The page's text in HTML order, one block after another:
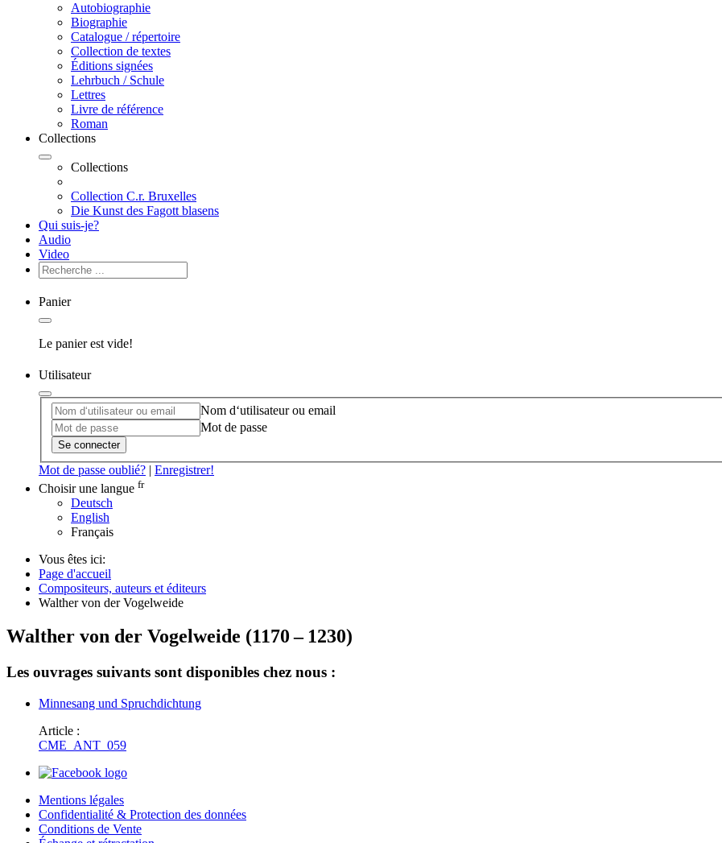
Autobiographie
Biographie
Catalogue / répertoire
Collection de textes
Éditions signées
Lehrbuch / Schule
Lettres
Livre de référence
Roman
Collections
Collections
Collection C.r. Bruxelles
Die Kunst des Fagott blasens
Qui suis-je?
Audio
Video
Panier
Le panier est vide!
Utilisateur
Nom d‘utilisateur ou email
Mot de passe
Se connecter
Mot de passe oublié? | Enregistrer!
Choisir une langue fr
Deutsch
English
Français
Vous êtes ici:
Page d'accueil
Compositeurs, auteurs et éditeurs
Walther von der Vogelweide
Walther von der Vogelweide (1170– 1230)
Les ouvrages suivants sont disponibles chez nous :
Minnesang und Spruchdichtung
Article :
CME_ANT_059
Mentions légales
Confidentialité & Protection des données
Conditions de Vente